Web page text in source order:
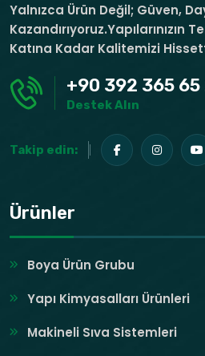
Yalnızca Ürün Değil; Güven,
Kazandırıyoruz.Yapılarınızın
Katına Kadar Kalitemizi
+90 392 365 65
Destek Alın
Takip edin:
Ürünler
Boya Ürün Grubu
Yapı Kimyasalları Ürünleri
Makineli Sıva Sistemleri